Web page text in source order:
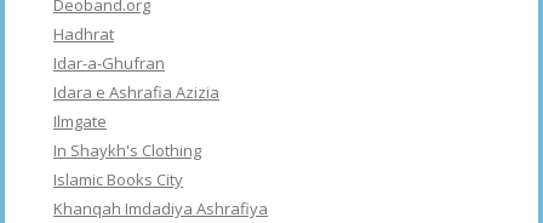
Deoband.org
Hadhrat
Idar-a-Ghufran
Idara e Ashrafia Azizia
Ilmgate
In Shaykh's Clothing
Islamic Books City
Khanqah Imdadiya Ashrafiya